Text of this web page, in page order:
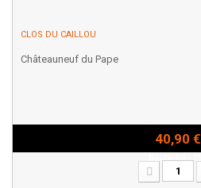
CLOS DU CAILLOU
Châteauneuf du Pape
40,90 €